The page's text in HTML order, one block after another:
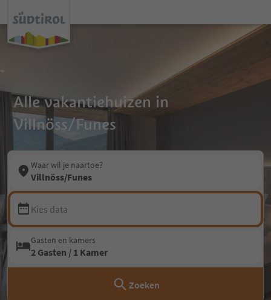
Alle vakantiehuizen in
Villnöss/Funes
Waar wil je naartoe?
Villnöss/Funes
Kies data
Gasten en kamers
2 Gasten / 1 Kamer
Zoeken